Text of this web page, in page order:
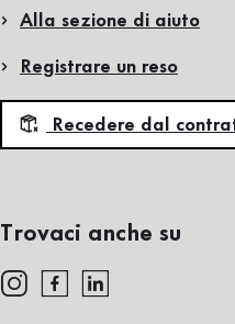
Alla sezione di aiuto
Registrare un reso
Recedere dal
Trovaci anche su